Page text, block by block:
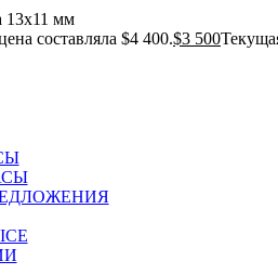
13х11 мм
составляла $4 400.$3 500